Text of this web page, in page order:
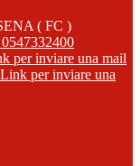
( FC )
per inviare una mail
Link per inviare una